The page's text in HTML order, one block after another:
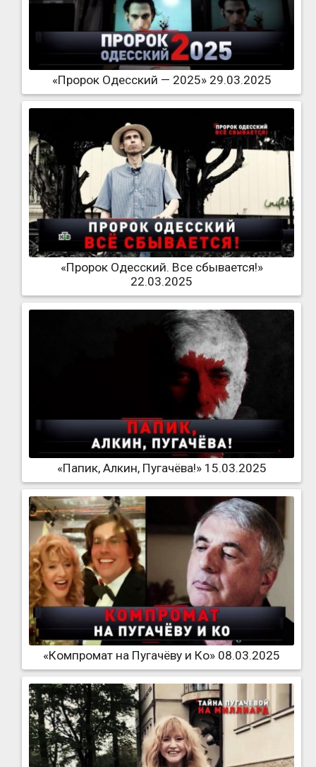
«Пророк Одесский — 2025» 29.03.2025
«Пророк Одесский. Все сбывается!»
22.03.2025
«Папик, Алкин, Пугачёва!» 15.03.2025
«Компромат на Пугачёву и Ко» 08.03.2025